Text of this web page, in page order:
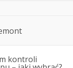
kontroli